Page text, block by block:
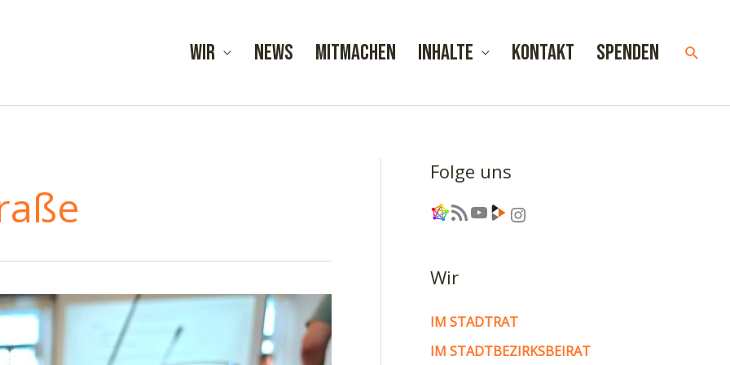
Wir News Mitmachen Inhalte Kontakt Spenden
Folge uns
Link RSS-Feed YouTube Link Instagram
Wir
IM STADTRAT
IM STADTBEZIRKSBEIRAT